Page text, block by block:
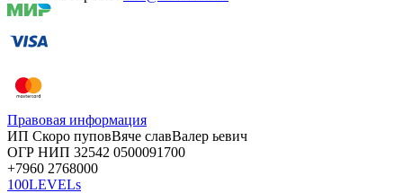
Правовая информация
ИП Скоро пуповВяче славВалер ьевич
ОГР НИП 32542 0500091700
+7960 2768000
100LEVELs